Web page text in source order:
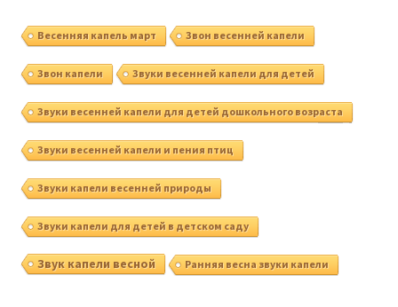
Весенняя капель март Звон весенней капели
Звон капели Звуки весенней капели для детей
Звуки весенней капели для детей дошкольного возраста
Звуки весенней капели и пения птиц
Звуки капели весенней природы
Звуки капели для детей в детском саду
Звук капели весной Ранняя весна звуки капели